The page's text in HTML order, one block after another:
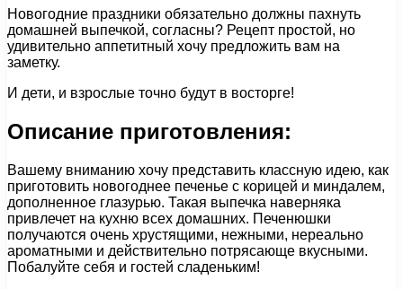
Новогодние праздники обязательно должны пахнуть
домашней выпечкой, согласны? Рецепт простой, но
удивительно аппетитный хочу предложить вам на
заметку.
И дети, и взрослые точно будут в восторге!
Описание приготовления:
Вашему вниманию хочу представить классную идею, как
приготовить новогоднее печенье с корицей и миндалем,
дополненное глазурью. Такая выпечка наверняка
привлечет на кухню всех домашних. Печенюшки
получаются очень хрустящими, нежными, нереально
ароматными и действительно потрясающе вкусными.
Побалуйте себя и гостей сладеньким!